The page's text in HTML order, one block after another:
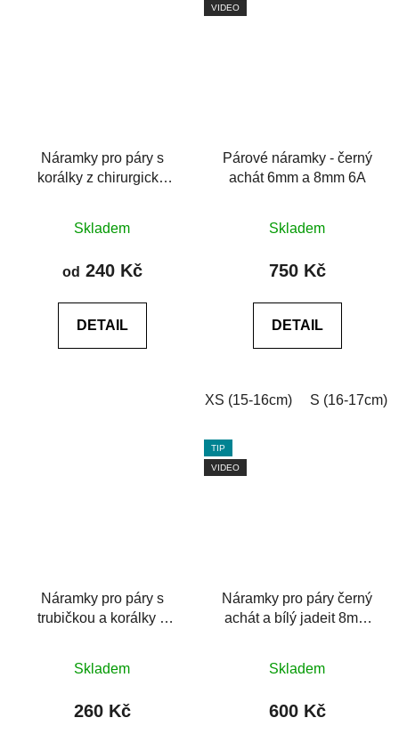
Náramky pro páry s
korálky z chirurgické
hodnocení
produktu
z
Skladem
od 240 Kč
DETAIL
VIDEO
Párové náramky - černý
achát 6mm a 8mm 6A
Skladem
750 Kč
DETAIL
XS (15-16cm) S (16-17cm)
Náramky pro páry s
trubičkou a korálky z
hodnocení
produktu
Skladem
260 Kč
TIP
VIDEO
Náramky pro páry černý
achát a bílý jadeit 8mm
Skladem
600 Kč